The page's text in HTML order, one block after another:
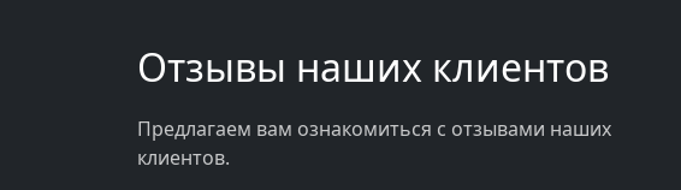
Отзывы наших клиентов
Предлагаем вам ознакомиться с отзывами наших
клиентов.